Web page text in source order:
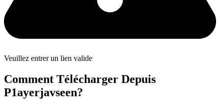
Veuillez entrer un lien valide
Comment Télécharger Depuis
P1ayerjavseen?